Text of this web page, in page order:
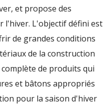
et propose des
l'hiver. L'objectif défini est
de grandes conditions
de la construction
de produits qui
et bâtons appropriés
pour la saison d'hiver